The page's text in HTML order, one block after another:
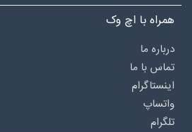
همراه با اچ وک
درباره‌ ما
تماس با ما
اینستاگرام
واتساپ
تلگرام